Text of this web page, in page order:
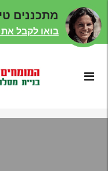
מתכננים
בואו לקבל